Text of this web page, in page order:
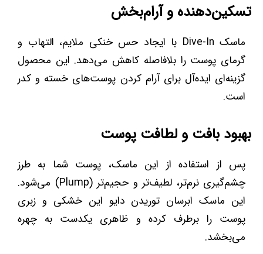
تسکین‌دهنده و آرام‌بخش
ماسک Dive-In با ایجاد حس خنکی ملایم، التهاب و
گرمای پوست را بلافاصله کاهش می‌دهد. این محصول
گزینه‌ای ایده‌آل برای آرام کردن پوست‌های خسته و کدر
است.
بهبود بافت و لطافت پوست
پس از استفاده از این ماسک، پوست شما به طرز
چشم‌گیری نرم‌تر، لطیف‌تر و حجیم‌تر (Plump) می‌شود.
این ماسک ابرسان توریدن دایو این خشکی و زبری
پوست را برطرف کرده و ظاهری یکدست به چهره
می‌بخشد.